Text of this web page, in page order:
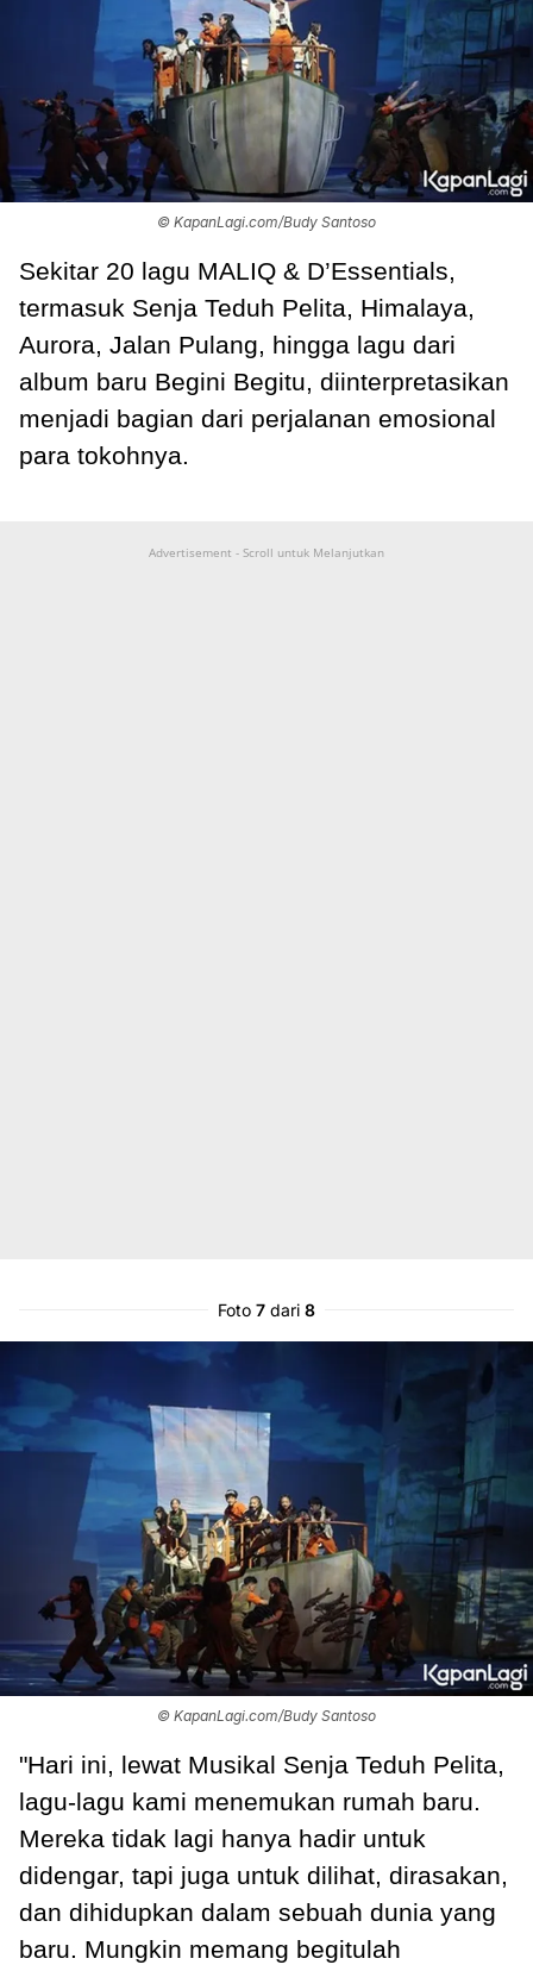
© KapanLagi.com/Budy Santoso
Sekitar 20 lagu MALIQ & D’Essentials,
termasuk Senja Teduh Pelita, Himalaya,
Aurora, Jalan Pulang, hingga lagu dari
album baru Begini Begitu, diinterpretasikan
menjadi bagian dari perjalanan emosional
para tokohnya.
Advertisement - Scroll untuk Melanjutkan
Foto 7 dari 8
© KapanLagi.com/Budy Santoso
"Hari ini, lewat Musikal Senja Teduh Pelita,
lagu-lagu kami menemukan rumah baru.
Mereka tidak lagi hanya hadir untuk
didengar, tapi juga untuk dilihat, dirasakan,
dan dihidupkan dalam sebuah dunia yang
baru. Mungkin memang begitulah